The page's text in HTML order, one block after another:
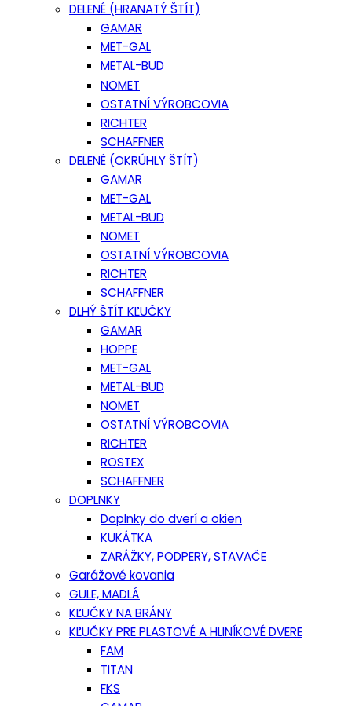
DELENÉ (HRANATÝ ŠTÍT)
GAMAR
MET-GAL
METAL-BUD
NOMET
OSTATNÍ VÝROBCOVIA
RICHTER
SCHAFFNER
DELENÉ (OKRÚHLY ŠTÍT)
GAMAR
MET-GAL
METAL-BUD
NOMET
OSTATNÍ VÝROBCOVIA
RICHTER
SCHAFFNER
DLHÝ ŠTÍT KĽUČKY
GAMAR
HOPPE
MET-GAL
METAL-BUD
NOMET
OSTATNÍ VÝROBCOVIA
RICHTER
ROSTEX
SCHAFFNER
DOPLNKY
Doplnky do dverí a okien
KUKÁTKA
ZARÁŽKY, PODPERY, STAVAČE
Garážové kovania
GULE, MADLÁ
KĽUČKY NA BRÁNY
KĽUČKY PRE PLASTOVÉ A HLINÍKOVÉ DVERE
FAM
TITAN
FKS